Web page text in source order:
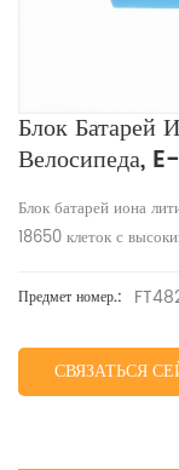
Блок
Велосипеда,
Блок батарей иона
18650 клеток с
Предмет номер.:
СВЯЗАТЬСЯ